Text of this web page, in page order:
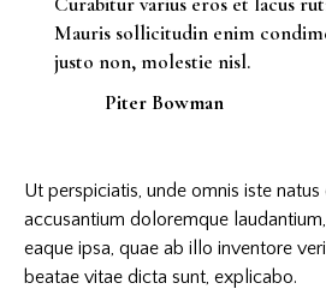
Mauris sollicitudin enim
justo non, molestie nisl.
Piter Bowman
Ut perspiciatis, unde omnis iste
accusantium doloremque
eaque ipsa, quae ab illo inventore
beatae vitae dicta sunt, explicabo.